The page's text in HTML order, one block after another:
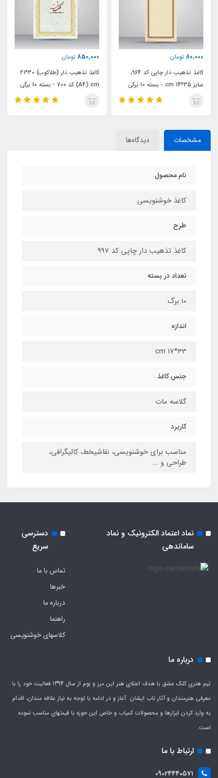
850,000
A4) cm) کد 700 - بسته 10 برگی
95,000
852 - بسته 10 برگی
مشخصات دیدگاه‌ها
نام محصول
کاغذ خوشنویسی
طرح
کاغذ تذهیب دار چاپی کد 997
تعداد در بسته
10 برگ
اندازه
33*17 cm
جنس کاغذ
گلاسه مات
کاربرد
مناسب برای خوشنویسی، نقاشیخط، کالیگرافی،
طراحی و ...
نماد اعتماد الکترونیک و نماد
ساماندهی
دسترسی
سریع
تماس با ما
خبرها
درباره ما
راهنما
کلاسهای خوشنویسی
درباره ما
تیم هنری کلک عشق با هدف اعتلای هنر این مرز و بوم از سال 1394 فعالیت خود را با
معرفی هنرمندان و آثار ناب ایشان آغاز و در ادامه با توجه به نیاز علاقه مندان، اقدام
به وارد کردن ابزارها و محصولات کمیاب و خاص این حوزه با قیمتهای مناسب نموده
است.
ارتباط با ما
09024440571